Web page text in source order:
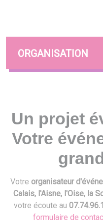
ORGANISATION
Un projet
Votre
Votre organisateur
Calais, l'Aisne, l'Oise, la
votre écoute au
formulaire de